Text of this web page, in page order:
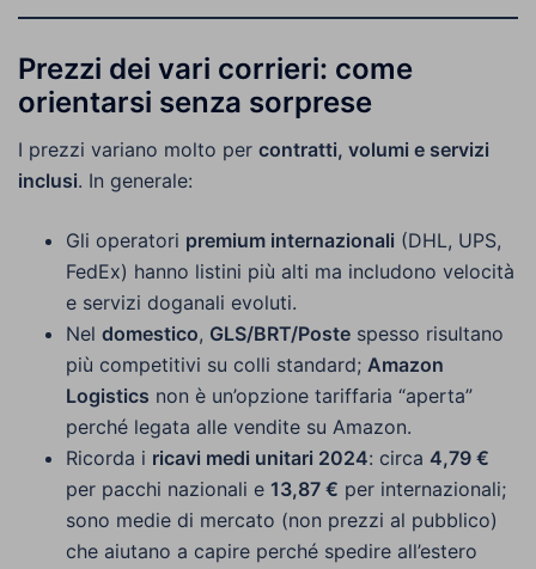
Prezzi dei vari corrieri: come
orientarsi senza sorprese
I prezzi variano molto per contratti, volumi e servizi
inclusi. In generale:
Gli operatori premium internazionali (DHL, UPS,
FedEx) hanno listini più alti ma includono velocità
e servizi doganali evoluti.
Nel domestico, GLS/BRT/Poste spesso risultano
più competitivi su colli standard; Amazon
Logistics non è un’opzione tariffaria “aperta”
perché legata alle vendite su Amazon.
Ricorda i ricavi medi unitari 2024: circa 4,79 €
per pacchi nazionali e 13,87 € per internazionali;
sono medie di mercato (non prezzi al pubblico)
che aiutano a capire perché spedire all’estero